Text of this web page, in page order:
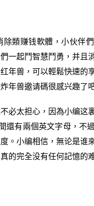
類赚钱軟體，小伙伴
一起鬥智慧鬥勇，并且
年兽，可以輕鬆快速的
年兽邀请碼很感兴趣了
必太担心，因為小编这
還有兩個英文字母，不
。小编相信，無论是谁
的完全没有任何記憶的